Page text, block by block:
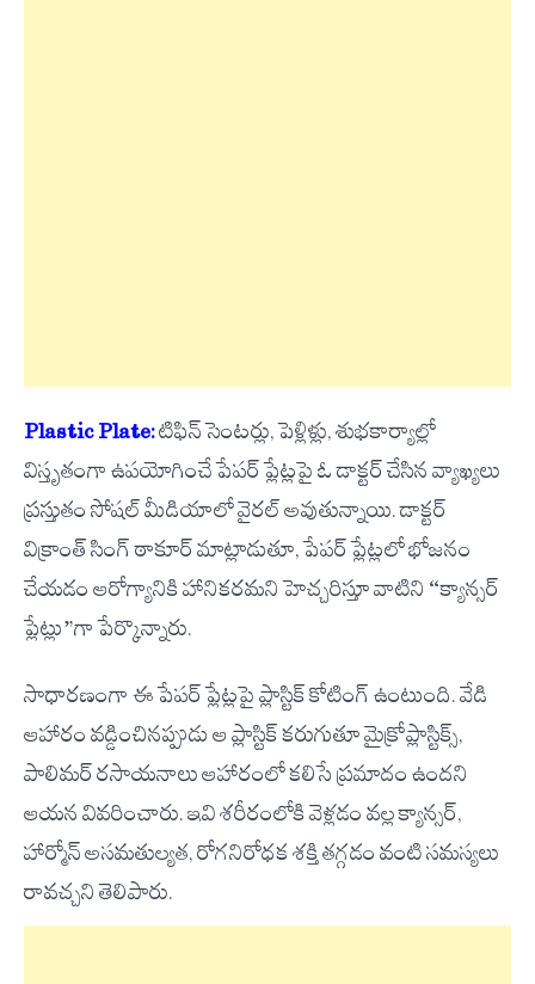
Plastic Plate:టిఫిన్ సెంటర్లు, పెళ్లిళ్లు, శుభకార్యాల్లో
విస్తృతంగా ఉపయోగించే పేపర్ ప్లేట్లపై ఓ డాక్టర్ చేసిన వ్యాఖ్యలు
ప్రస్తుతం సోషల్ మీడియాలో వైరల్ అవుతున్నాయి. డాక్టర్
విక్రాంత్ సింగ్ ఠాకూర్ మాట్లాడుతూ, పేపర్ ప్లేట్లలో భోజనం
చేయడం ఆరోగ్యానికి హానికరమని హెచ్చరిస్తూ వాటిని “క్యాన్సర్
ప్లేట్లు”గా పేర్కొన్నారు.
సాధారణంగా ఈ పేపర్ ప్లేట్లపై ప్లాస్టిక్ కోటింగ్ ఉంటుంది. వేడి
ఆహారం వడ్డించినప్పుడు ఆ ప్లాస్టిక్ కరుగుతూ మైక్రోప్లాస్టిక్స్,
పాలిమర్ రసాయనాలు ఆహారంలో కలిసే ప్రమాదం ఉందని
ఆయన వివరించారు. ఇవి శరీరంలోకి వెళ్లడం వల్ల క్యాన్సర్,
హార్మోన్ అసమతుల్యత, రోగనిరోధక శక్తి తగ్గడం వంటి సమస్యలు
రావచ్చని తెలిపారు.